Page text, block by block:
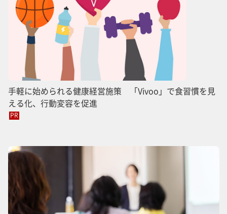
手軽に始められる健康経営施策 「Vivoo」で食習慣を見
える化、行動変容を促進
PR